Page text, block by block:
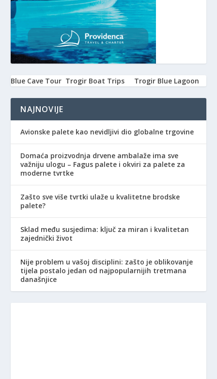
Blue Cave Tour Trogir Boat Trips Trogir Blue Lagoon
NAJNOVIJE
Avionske palete kao nevidljivi dio globalne trgovine
Domaća proizvodnja drvene ambalaže ima sve
važniju ulogu – Fagus palete i okviri za palete za
moderne tvrtke
Zašto sve više tvrtki ulaže u kvalitetne brodske
palete?
Sklad među susjedima: ključ za miran i kvalitetan
zajednički život
Nije problem u vašoj disciplini: zašto je oblikovanje
tijela postalo jedan od najpopularnijih tretmana
današnjice